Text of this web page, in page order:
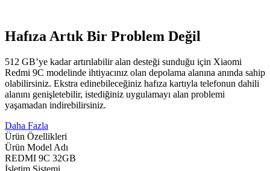
Hafıza Artık Bir Problem Değil
512 GB’ye kadar artırılabilir alan desteği sunduğu için Xiaomi
Redmi 9C modelinde ihtiyacınız olan depolama alanına anında sahip
olabilirsiniz. Ekstra edinebileceğiniz hafıza kartıyla telefonun dahili
alanını genişletebilir, istediğiniz uygulamayı alan problemi
yaşamadan indirebilirsiniz.
Daha Fazla
Ürün Özellikleri
Ürün Model Adı
REDMI 9C 32GB
İşletim Sistemi